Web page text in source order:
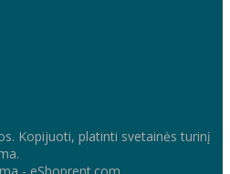
Kopijuoti, platinti svetainės turinį